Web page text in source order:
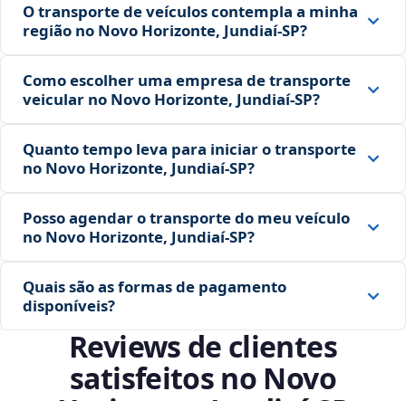
O transporte de veículos contempla a minha
região no Novo Horizonte, Jundiaí‑SP?
Como escolher uma empresa de transporte
veicular no Novo Horizonte, Jundiaí‑SP?
Quanto tempo leva para iniciar o transporte
no Novo Horizonte, Jundiaí‑SP?
Posso agendar o transporte do meu veículo
no Novo Horizonte, Jundiaí‑SP?
Quais são as formas de pagamento
disponíveis?
Reviews de clientes
satisfeitos no Novo